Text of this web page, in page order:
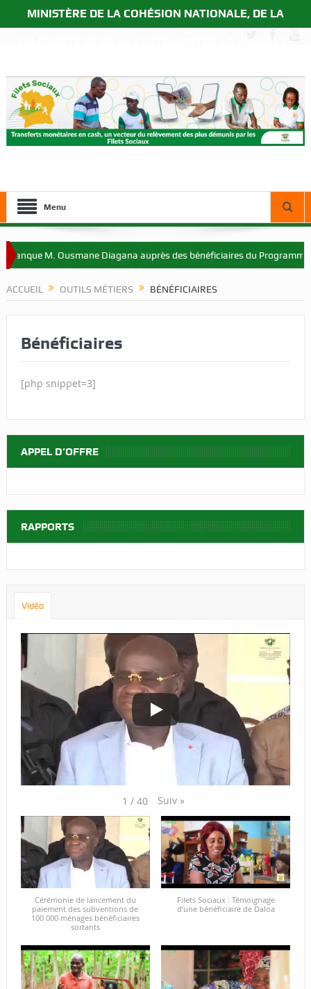
MINISTÈRE DE LA COHÉSION NATIONALE, DE LA
Menu
M. Ousmane Diagana auprès des bénéficiaires du Programme
ACCUEIL OUTILS MÉTIERS BÉNÉFICIAIRES
Bénéficiaires
[php snippet=3]
APPEL D’OFFRE
RAPPORTS
Vidéo
1 / 40 Suiv »
Cérémonie de lancement du
paiement des subventions de
100 000 ménages bénéficiaires
sortants
Filets Sociaux : Témoignage
d’une bénéficiaire de Daloa